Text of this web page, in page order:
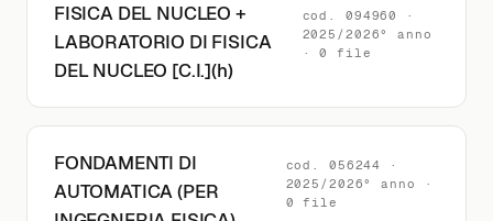
FISICA DEL NUCLEO +
LABORATORIO DI FISICA
DEL NUCLEO [C.I.](h)
cod. 094960 ·
2025/2026° anno
· 0 file
FONDAMENTI DI
AUTOMATICA (PER
cod. 056244 ·
2025/2026° anno ·
0 file